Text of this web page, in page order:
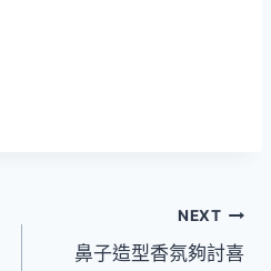
NEXT
鼻子造型香氛夠討喜